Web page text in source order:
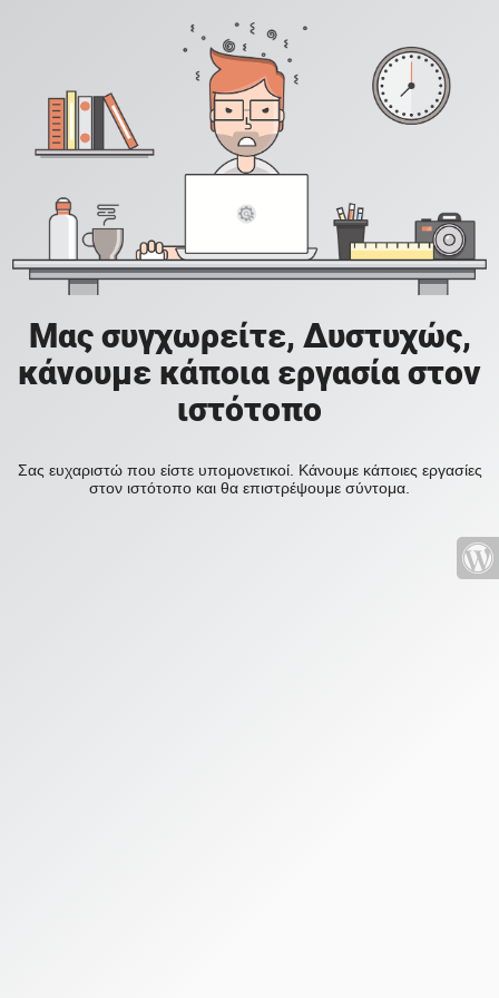
Μας συγχωρείτε, Δυστυχώς,
κάνουμε κάποια εργασία στον
ιστότοπο
Σας ευχαριστώ που είστε υπομονετικοί. Κάνουμε κάποιες εργασίες
στον ιστότοπο και θα επιστρέψουμε σύντομα.